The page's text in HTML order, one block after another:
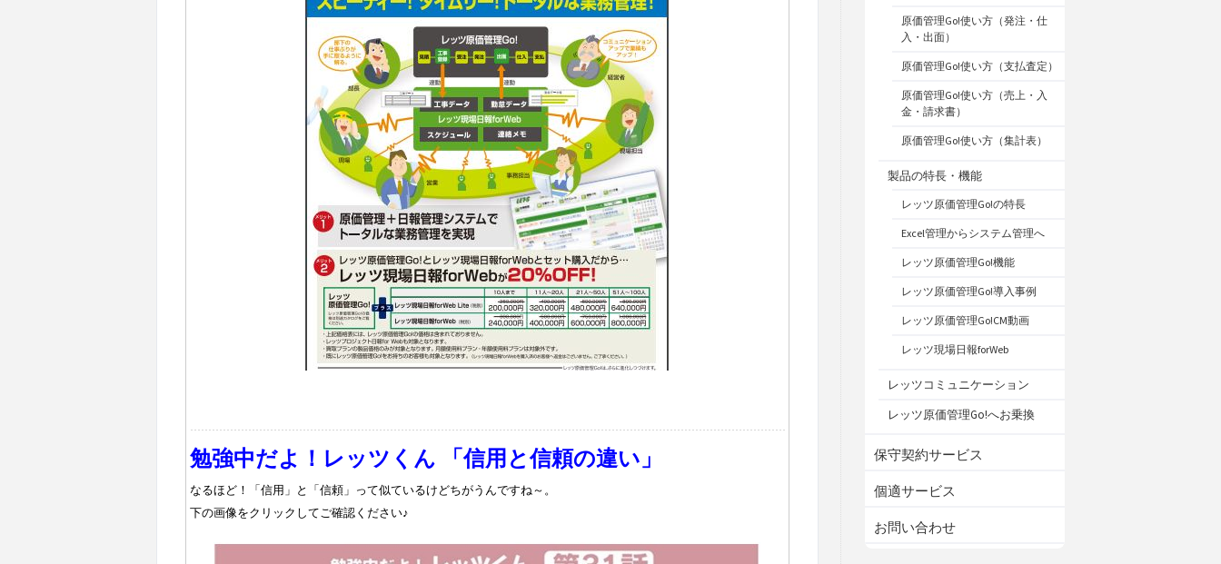
勉強中だよ！レッツくん 「信用と信頼の違い」
なるほど！「信用」と「信頼」って似ているけどちがうんですね～。
下の画像をクリックしてご確認ください♪
原価管理Go!使い方（発注・仕
入・出面）
原価管理Go!使い方（支払査定）
原価管理Go!使い方（売上・入
金・請求書）
原価管理Go!使い方（集計表）
製品の特長・機能
レッツ原価管理Go!の特長
Excel管理からシステム管理へ
レッツ原価管理Go!機能
レッツ原価管理Go!導入事例
レッツ原価管理Go!CM動画
レッツ現場日報forWeb
レッツコミュニケーション
レッツ原価管理Go!へお乗換
保守契約サービス
個適サービス
お問い合わせ